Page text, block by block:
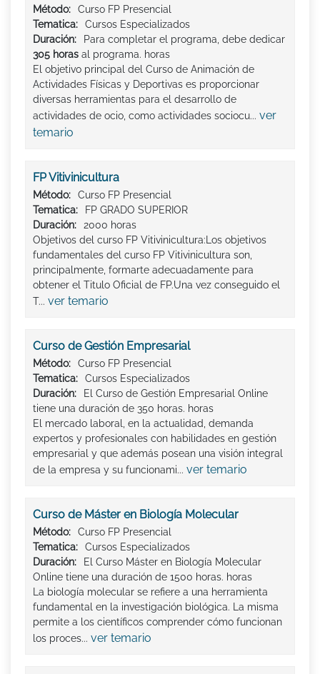
Método:
Curso FP Presencial
Tematica:
Cursos Especializados
Duración:
Para completar el programa, debe dedicar
305 horas al programa. horas
El objetivo principal del Curso de Animación de
Actividades Físicas y Deportivas es proporcionar
diversas herramientas para el desarrollo de
actividades de ocio, como actividades sociocu... ver
temario
FP Vitivinicultura
Método:
Curso FP Presencial
Tematica:
FP GRADO SUPERIOR
Duración:
2000 horas
Objetivos del curso FP Vitivinicultura:Los objetivos
fundamentales del curso FP Vitivinicultura son,
principalmente, formarte adecuadamente para
obtener el Titulo Oficial de FP.Una vez conseguido el
T... ver temario
Curso de Gestión Empresarial
Método:
Curso FP Presencial
Tematica:
Cursos Especializados
Duración:
El Curso de Gestión Empresarial Online
tiene una duración de 350 horas. horas
El mercado laboral, en la actualidad, demanda
expertos y profesionales con habilidades en gestión
empresarial y que además posean una visión integral
de la empresa y su funcionami... ver temario
Curso de Máster en Biología Molecular
Método:
Curso FP Presencial
Tematica:
Cursos Especializados
Duración:
El Curso Máster en Biología Molecular
Online tiene una duración de 1500 horas. horas
La biología molecular se refiere a una herramienta
fundamental en la investigación biológica. La misma
permite a los científicos comprender cómo funcionan
los proces... ver temario